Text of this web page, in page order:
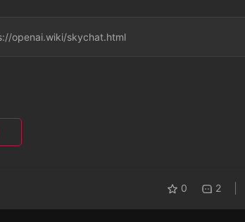
openai.wiki/skychat.html
0 2